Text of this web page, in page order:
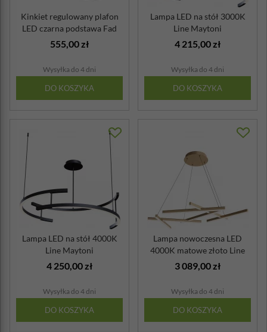
Kinkiet regulowany plafon
LED czarna podstawa Fad
Maytoni
555,00 zł
Wysyłka do 4 dni
DO KOSZYKA
Lampa LED na stół 3000K
Line Maytoni
4 215,00 zł
Wysyłka do 4 dni
DO KOSZYKA
Lampa LED na stół 4000K
Line Maytoni
4 250,00 zł
Wysyłka do 4 dni
DO KOSZYKA
Lampa nowoczesna LED
4000K matowe złoto Line
Maytoni
3 089,00 zł
Wysyłka do 4 dni
DO KOSZYKA